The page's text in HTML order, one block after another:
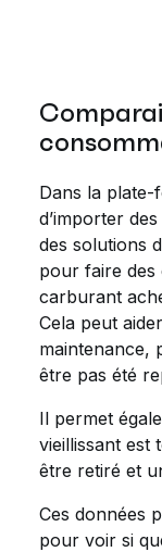
Dans la plate-
d’importer
des solutions
pour faire des
carburant
Cela peut
maintenance,
être pas été
Il permet
vieillissant est
être retiré et
Ces données
pour voir si